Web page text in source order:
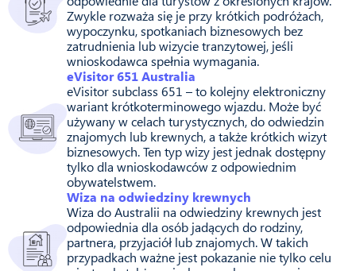
Zwykle rozważa się je przy krótkich podróżach,
wypoczynku, spotkaniach biznesowych bez
zatrudnienia lub wizycie tranzytowej, jeśli
wnioskodawca spełnia wymagania.
eVisitor 651 Australia
eVisitor subclass 651 – to kolejny elektroniczny
wariant krótkoterminowego wjazdu. Może być
używany w celach turystycznych, do odwiedzin
znajomych lub krewnych, a także krótkich wizyt
biznesowych. Ten typ wizy jest jednak dostępny
tylko dla wnioskodawców z odpowiednim
obywatelstwem.
Wiza na odwiedziny krewnych
Wiza do Australii na odwiedziny krewnych jest
odpowiednia dla osób jadących do rodziny,
partnera, przyjaciół lub znajomych. W takich
przypadkach ważne jest pokazanie nie tylko celu